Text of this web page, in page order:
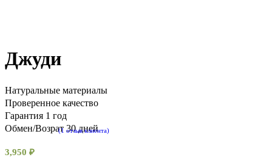
Джуди
Натуральные материалы
Проверенное качество
Гарантия 1 год
Обмен/Возрат 30 дней
5
основано
(1 отзыв клиента)
3,950 ₽